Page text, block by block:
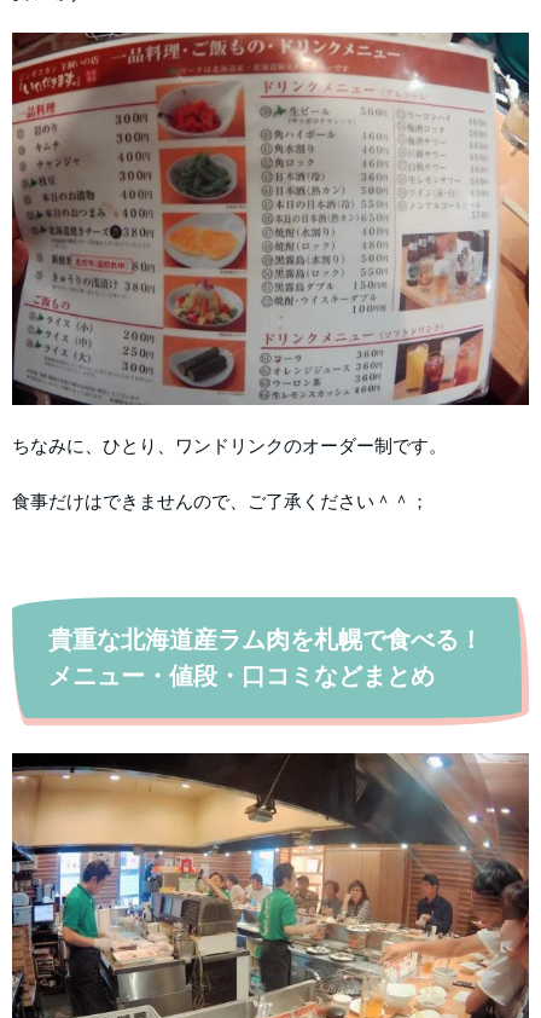
ちなみに、ひとり、ワンドリンクのオーダー制です。
食事だけはできませんので、ご了承ください＾＾；
貴重な北海道産ラム肉を札幌で食べる！
メニュー・値段・口コミなどまとめ